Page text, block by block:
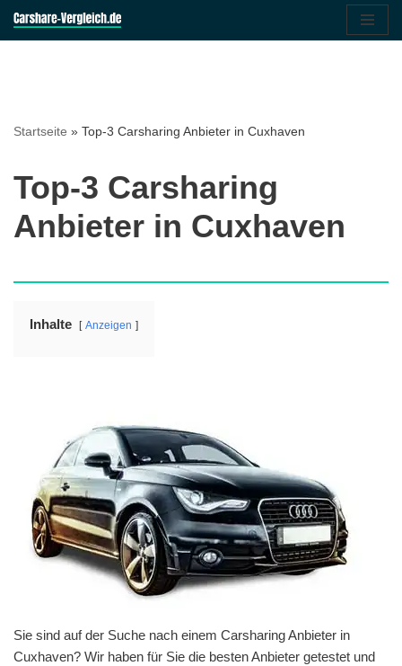
Startseite » Top-3 Carsharing Anbieter in Cuxhaven
Top-3 Carsharing
Anbieter in Cuxhaven
Inhalte Anzeigen
Sie sind auf der Suche nach einem Carsharing Anbieter in
Cuxhaven? Wir haben für Sie die besten Anbieter getestet und